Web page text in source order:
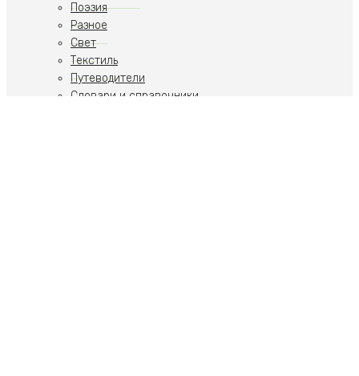
Поэзия
Разное
Свет
Текстиль
Путеводители
Словари и справочники